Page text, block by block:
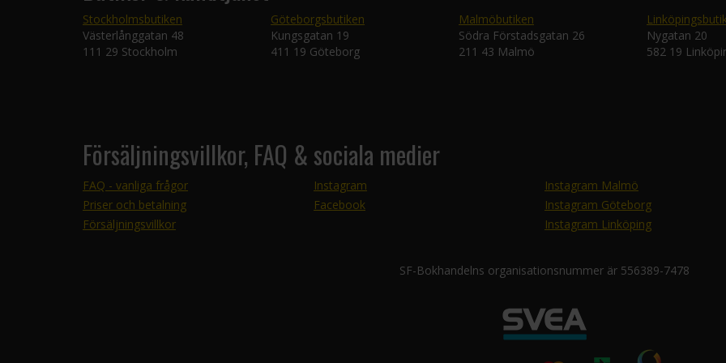
Stockholmsbutiken
Västerlånggatan 48
111 29 Stockholm
Göteborgsbutiken
Kungsgatan 19
411 19 Göteborg
Malmöbutiken
Södra Förstadsgatan 26
211 43 Malmö
Nygatan 20
582 19
Försäljningsvillkor, FAQ & sociala medier
FAQ - vanliga frågor
Priser och betalning
Försäljningsvillkor
Instagram
Facebook
Instagram Malmö
Instagram Göteborg
Instagram Linköping
SF-Bokhandelns organisationsnummer är 556389-7478